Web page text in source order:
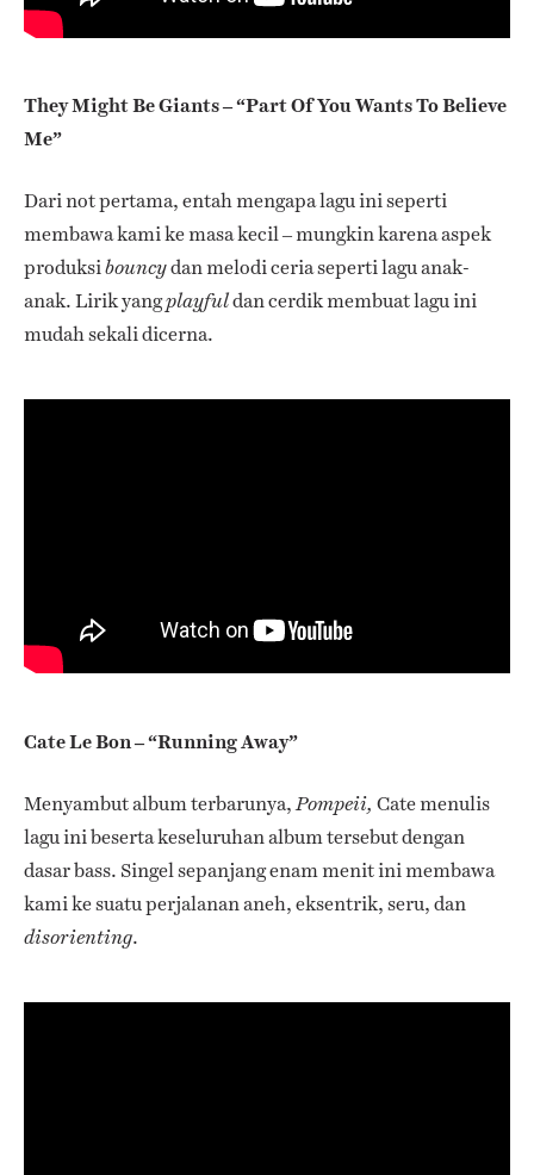
They Might Be Giants – “Part Of You Wants To Believe
Me”
Dari not pertama, entah mengapa lagu ini seperti
membawa kami ke masa kecil – mungkin karena aspek
produksibouncydan melodi ceria seperti lagu anak-
anak. Lirik yangplayfuldan cerdik membuat lagu ini
mudah sekali dicerna.
Cate Le Bon – “Running Away”
Menyambut album terbarunya,Pompeii, Cate menulis
lagu ini beserta keseluruhan album tersebut dengan
dasar bass. Singel sepanjang enam menit ini membawa
kami ke suatu perjalanan aneh, eksentrik, seru, dan
disorienting.